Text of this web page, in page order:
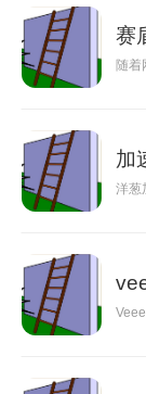
赛
随着
加
洋葱